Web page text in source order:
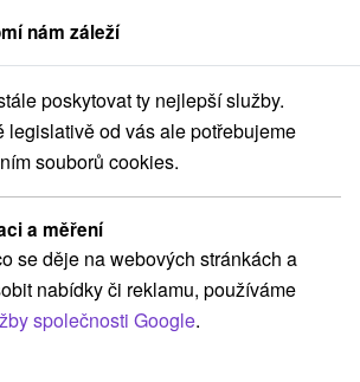
Slovensko Žilinský kraj Leštiny
Apartmány(1)
(3) Drevenice(5) Penzióny
nám záleží
poskytovat ty nejlepší služby.
legislativě od vás ale potřebujeme
souborů cookies.
a měření
se děje na webových stránkách a
nabídky či reklamu, používáme
společnosti Google.